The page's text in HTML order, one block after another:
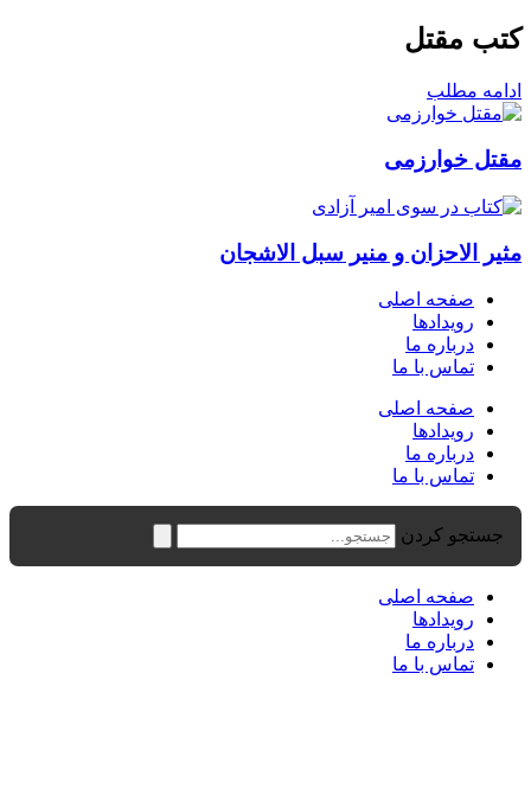
کتب مقتل
ادامه مطلب
مقتل خوارزمی
مثیر الاحزان و منیر سبل الاشجان
صفحه اصلی
رویدادها
درباره ما
تماس با ما
صفحه اصلی
رویدادها
درباره ما
تماس با ما
جستجو کردن
صفحه اصلی
رویدادها
درباره ما
تماس با ما